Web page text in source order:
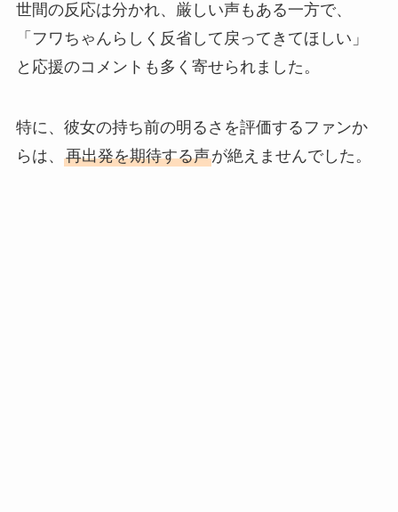
世間の反応は分かれ、厳しい声もある一方で、
「フワちゃんらしく反省して戻ってきてほしい」
と応援のコメントも多く寄せられました。
特に、彼女の持ち前の明るさを評価するファンか
らは、 再出発を期待する声が絶えませんでした。